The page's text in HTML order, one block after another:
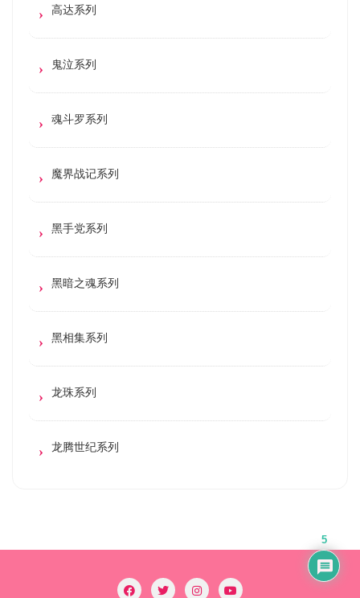
高达系列
鬼泣系列
魂斗罗系列
魔界战记系列
黑手党系列
黑暗之魂系列
黑相集系列
龙珠系列
龙腾世纪系列
5